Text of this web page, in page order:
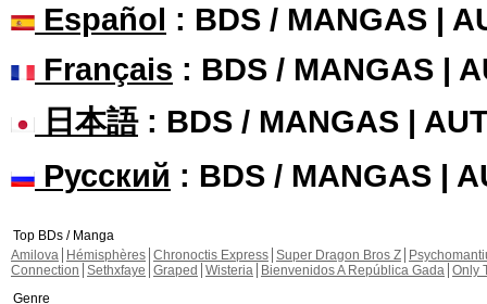
Español : BDS / MANGAS |
Français : BDS / MANGAS |
日本語: BDS / MANGAS |
Русский : BDS / MANGAS |
Top BDs / Manga
Amilova
Hémisphères Chronoctis Express Super Dragon Bros Z
Connection Sethxfaye Graped Wisteria Bienvenidos A República Gada Only
Genre